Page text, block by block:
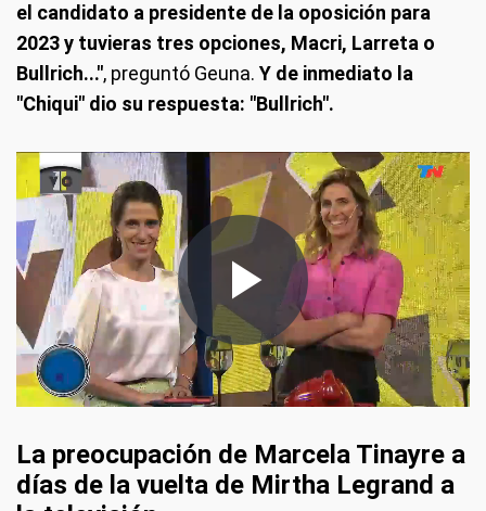
el candidato a presidente de la oposición para
2023 y tuvieras tres opciones, Macri, Larreta o
Bullrich...", preguntó Geuna. Y de inmediato la
"Chiqui" dio su respuesta: "Bullrich".
La preocupación de Marcela Tinayre a
días de la vuelta de Mirtha Legrand a